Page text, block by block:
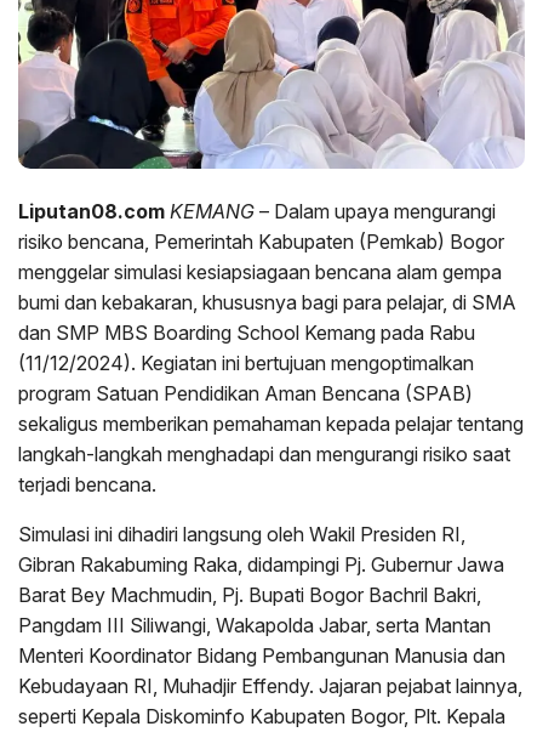
Liputan08.com KEMANG – Dalam upaya mengurangi
risiko bencana, Pemerintah Kabupaten (Pemkab) Bogor
menggelar simulasi kesiapsiagaan bencana alam gempa
bumi dan kebakaran, khususnya bagi para pelajar, di SMA
dan SMP MBS Boarding School Kemang pada Rabu
(11/12/2024). Kegiatan ini bertujuan mengoptimalkan
program Satuan Pendidikan Aman Bencana (SPAB)
sekaligus memberikan pemahaman kepada pelajar tentang
langkah-langkah menghadapi dan mengurangi risiko saat
terjadi bencana.
Simulasi ini dihadiri langsung oleh Wakil Presiden RI,
Gibran Rakabuming Raka, didampingi Pj. Gubernur Jawa
Barat Bey Machmudin, Pj. Bupati Bogor Bachril Bakri,
Pangdam III Siliwangi, Wakapolda Jabar, serta Mantan
Menteri Koordinator Bidang Pembangunan Manusia dan
Kebudayaan RI, Muhadjir Effendy. Jajaran pejabat lainnya,
seperti Kepala Diskominfo Kabupaten Bogor, Plt. Kepala